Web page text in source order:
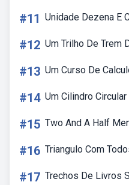
#11 Unidade Dezena E
#12 Um Trilho De Trem
#13 Um Curso De
#14 Um Cilindro
#15 Two And A Half
#16 Triangulo Com
#17 Trechos De Livros